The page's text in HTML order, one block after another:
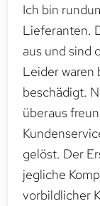
Ich bin
Lieferanten.
aus und sind
Leider waren
beschädigt.
überaus
gelöst. Der
jegliche
vorbildlicher